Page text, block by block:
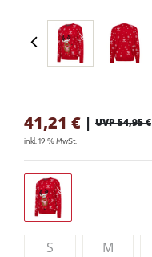
41,21 € | UVP 54,95 €
inkl. 19 % MwSt.
S M